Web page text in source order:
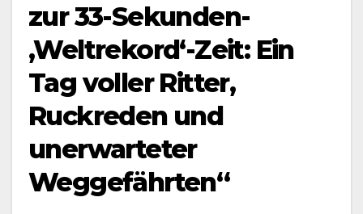
zur 33-Sekunden-
‚Weltrekord‘-Zeit: Ein
Tag voller Ritter,
Ruckreden und
unerwarteter
Weggefährten“